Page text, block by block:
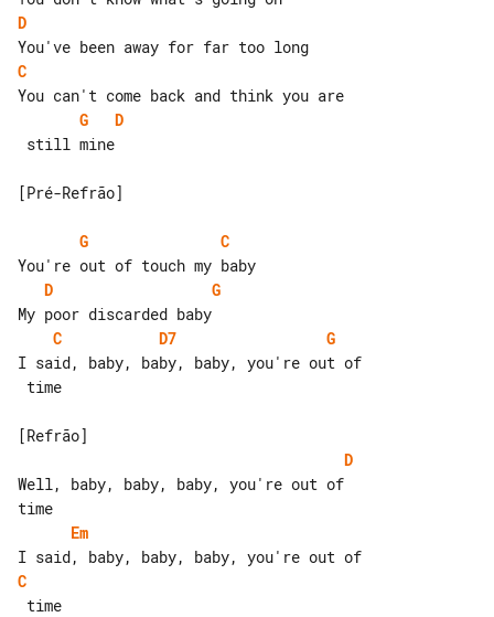
D
C
G
D
[Pré-Refrão]
G
C
D
G
C
D7
G
I said, baby, baby, baby, you're out of
D
Well, baby, baby, baby, you're out of
Em
C